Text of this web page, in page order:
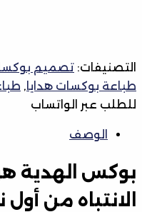
التصنيفات: تصميم
طباعة بوكسات هدايا ,
للطلب عبر الواتساب
الوصف
بوكس الهدية
الانتباه من